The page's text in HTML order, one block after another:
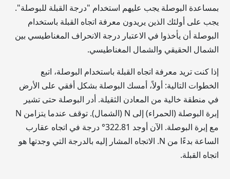
بمساعدة البوصلة يجب عليهم استخدام "درجة القبلة للبوصلة".
يجب على أولئك الذين يريدون معرفة اتجاه القبلة باستخدام
البوصلة أن يأخذوا في الاعتبار درجة الانحراف المغناطيسي بين
الشمال الحقيقي والشمال المغناطيسي.
إذا كنت تريد معرفة اتجاه القبلة باستخدام البوصلة، اتبع
الخطوات التالية: أولاً، أمسك البوصلة بشكل أفقي على الأرض
في منطقة خالية من المعادن الثقيلة. أدر البوصلة حتى تشير
إبرة البوصلة (الحمراء) إلى N (الشمال). توقف عندما يتزامن N
مع إبرة البوصلة. الآن أوجد 322.81° درجة في اتجاه عقارب
الساعة بدءًا من N. الاتجاه المشار إليه بالدرجة التي وجدتها هو
اتجاه القبلة.